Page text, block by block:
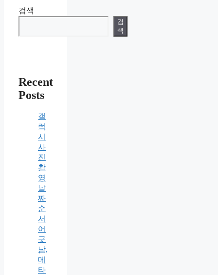
검색
검
색
Recent
Posts
갤
럭
시
사
진
촬
영
날
짜
순
서
어
긋
남,
메
타